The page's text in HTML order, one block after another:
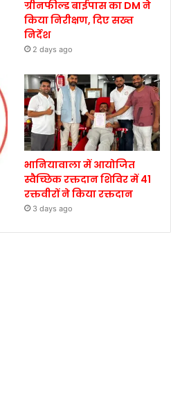
ग्रीनफील्ड बाईपास का DM ने
किया निरीक्षण, दिए सख्त
निर्देश
2 days ago
भानियावाला में आयोजित
स्वैच्छिक रक्तदान शिविर में 41
रक्तवीरों ने किया रक्तदान
3 days ago